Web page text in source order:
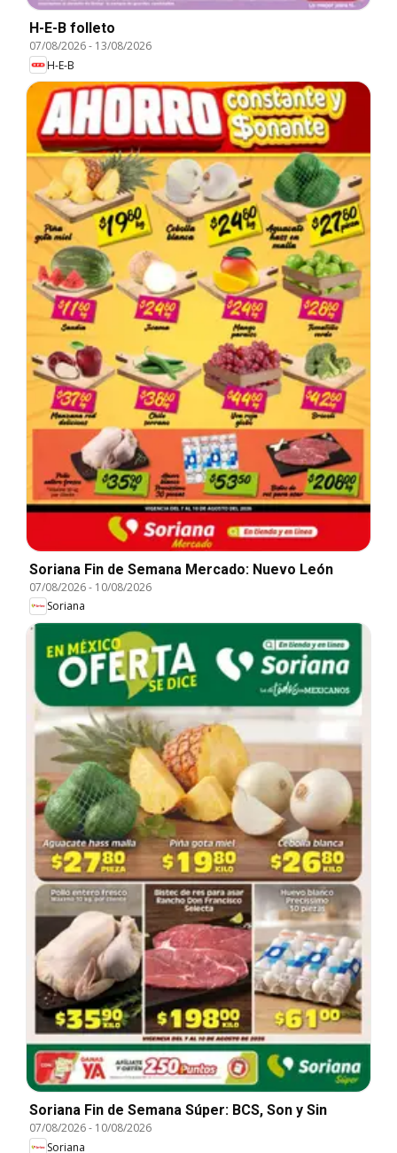
H-E-B folleto
07/08/2026- 13/08/2026
H-E-B
Soriana Fin de Semana Mercado: Nuevo León
07/08/2026- 10/08/2026
Soriana
Soriana Fin de Semana Súper: BCS, Son y Sin
07/08/2026- 10/08/2026
Soriana